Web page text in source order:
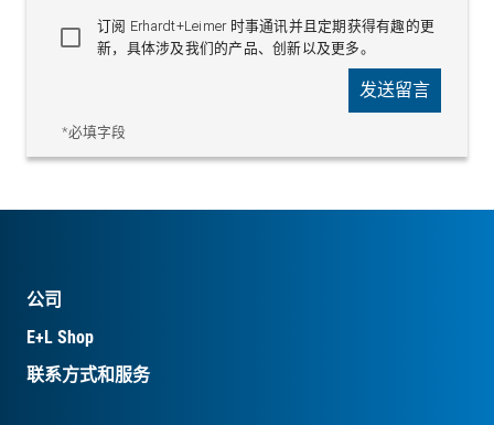
订阅 Erhardt+Leimer 时事通讯并且定期获得有趣的更
新，具体涉及我们的产品、创新以及更多。
*必填字段
发送留言
公司
E+L Shop
联系方式和服务